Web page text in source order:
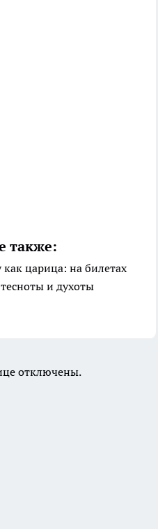
также:
царица: на билетах
и духоты
отключены.